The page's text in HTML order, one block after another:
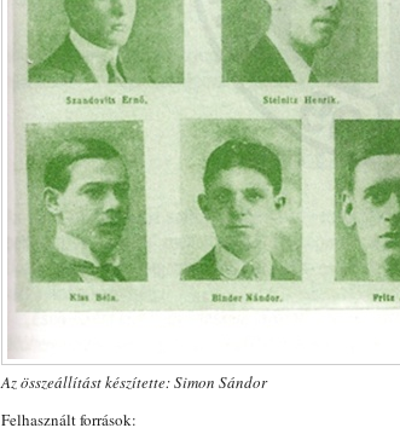
Az összeállítást készítette: Simon Sándor
Felhasznált források: